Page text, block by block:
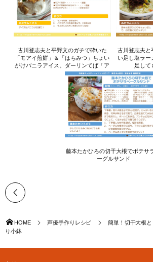
古川登志夫と平野文のガチで砕いた
「モアイ煎餅」＆「はちみつ」ちょい
がけバニラアイス。ダーリンてば「ア
イ...
古川登志夫と
い足し塩ラー
足して
藤本たかひろの切干大根でポテサ
ーグルサンド
HOME 声優手作りレシピ
簡単！切干大根
り小鉢